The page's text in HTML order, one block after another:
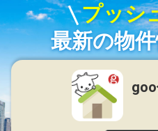
プッシ
最新の物